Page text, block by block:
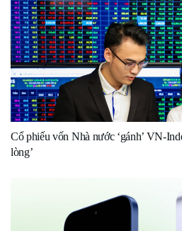
Cổ phiếu vốn Nhà nước ‘gánh’ VN-
lòng’